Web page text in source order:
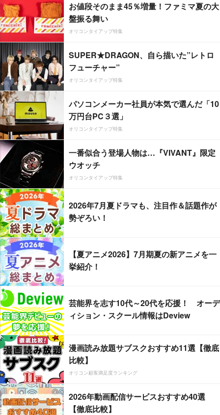
お値段そのまま45％増量！ファミマ夏の大
盤振る舞い
オリコンタイアップ特集
SUPER★DRAGON、自ら描いた”レトロ
フューチャー”
オリコンタイアップ特集
パソコンメーカー社員が本気で選んだ「10
万円台PC３選」
オリコンタイアップ特集
一番似合う登場人物は…『VIVANT』限定
ウオッチ
オリコンタイアップ特集
2026年7月夏ドラマも、注目作＆話題作が
勢ぞろい！
【夏アニメ2026】7月期夏の新アニメを一
挙紹介！
芸能界を志す10代～20代を応援！ オーデ
ィション・スクール情報はDeview
漫画読み放題サブスクおすすめ11選【徹底
比較】
オリコン顧客満足度ランキング
2026年動画配信サービスおすすめ40選
【徹底比較】